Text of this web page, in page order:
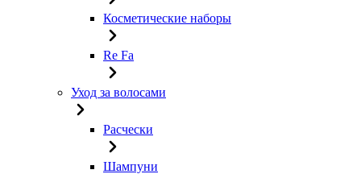
Косметические наборы
Re Fa
Уход за волосами
Расчески
Шампуни